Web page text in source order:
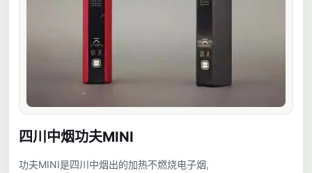
四川中烟功夫MINI
功夫MINI是四川中烟出的加热不燃烧电子烟,